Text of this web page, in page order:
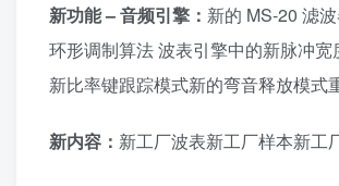
新功能 – 音频引擎： 新的 MS-20 滤
环形调制算法 波表引擎中的新脉冲
新比率键跟踪模式新的弯音释放模式
新内容： 新工厂波表新工厂样本新工